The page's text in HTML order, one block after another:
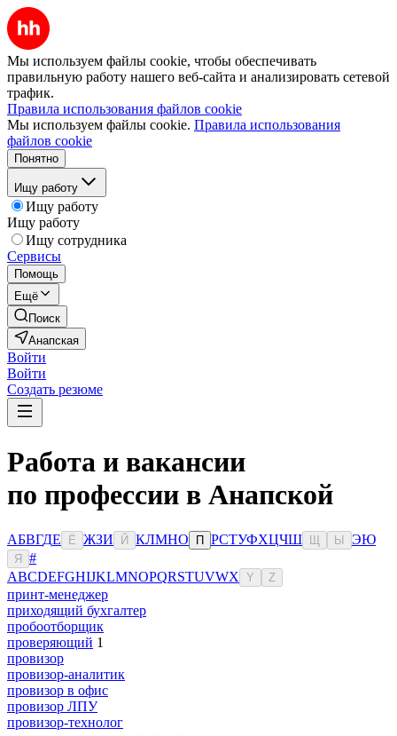
Мы используем файлы cookie, чтобы обеспечивать
правильную работу нашего веб-сайта и анализировать сетевой
трафик.
Правила использования файлов cookie
Мы используем файлы cookie. Правила использования
файлов cookie
Понятно
Ищу работу
Ищу работу
Ищу работу
Ищу сотрудника
Сервисы
Помощь
Ещё
Поиск
Анапская
Войти
Войти
Создать резюме
Работа и вакансии
по профессии в Анапской
АБВГДЕ Ё ЖЗИ Й КЛМНО П РСТУФХЦЧШ Ы ЭЮ
Я
#
ABCDEFGHIJKLMNOPQRSTUVWX Y Z
принт-менеджер
приходящий бухгалтер
пробоотборщик
проверяющий 1
провизор
провизор-аналитик
провизор в офис
провизор ЛПУ
провизор-технолог